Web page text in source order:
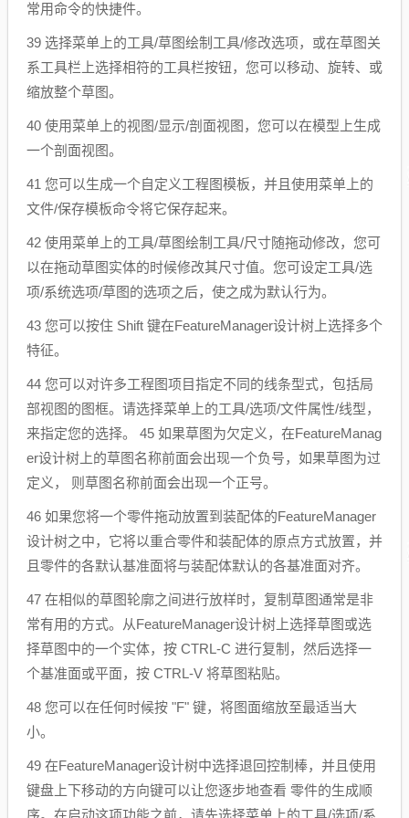
常用命令的快捷件。
39 选择菜单上的工具/草图绘制工具/修改选项，或在草图关
系工具栏上选择相符的工具栏按钮，您可以移动、旋转、或
缩放整个草图。
40 使用菜单上的视图/显示/剖面视图，您可以在模型上生成
一个剖面视图。
41 您可以生成一个自定义工程图模板，并且使用菜单上的
文件/保存模板命令将它保存起来。
42 使用菜单上的工具/草图绘制工具/尺寸随拖动修改，您可
以在拖动草图实体的时候修改其尺寸值。您可设定工具/选
项/系统选项/草图的选项之后，使之成为默认行为。
43 您可以按住 Shift 键在FeatureManager设计树上选择多个
特征。
44 您可以对许多工程图项目指定不同的线条型式，包括局
部视图的图框。请选择菜单上的工具/选项/文件属性/线型，
来指定您的选择。 45 如果草图为欠定义，在FeatureManag
er设计树上的草图名称前面会出现一个负号，如果草图为过
定义， 则草图名称前面会出现一个正号。
46 如果您将一个零件拖动放置到装配体的FeatureManager
设计树之中，它将以重合零件和装配体的原点方式放置，并
且零件的各默认基准面将与装配体默认的各基准面对齐。
47 在相似的草图轮廓之间进行放样时，复制草图通常是非
常有用的方式。从FeatureManager设计树上选择草图或选
择草图中的一个实体，按 CTRL-C 进行复制，然后选择一
个基准面或平面，按 CTRL-V 将草图粘贴。
48 您可以在任何时候按 "F" 键，将图面缩放至最适当大
小。
49 在FeatureManager设计树中选择退回控制棒，并且使用
键盘上下移动的方向键可以让您逐步地查看 零件的生成顺
序。在启动这项功能之前，请先选择菜单上的工具/选项/系